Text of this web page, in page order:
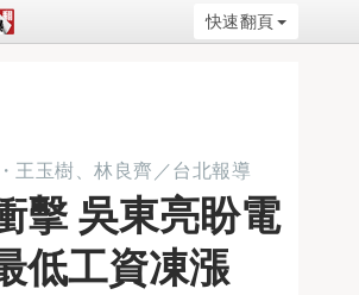
快速翻頁
・ 王玉樹、林良齊／台北報導
擊 吳東亮盼電
低工資凍漲